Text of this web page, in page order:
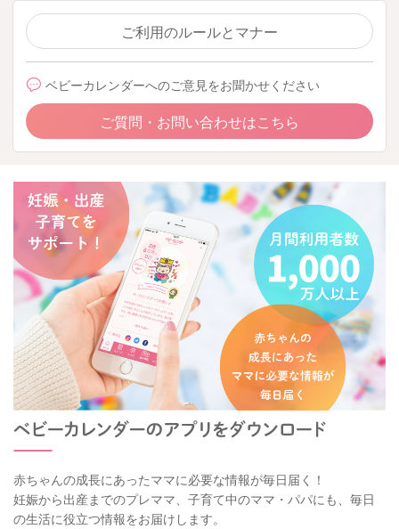
ご利用のルールとマナー
ベビーカレンダーへのご意見をお聞かせください
ご質問・お問い合わせはこちら
赤ちゃんの成長にあったママに必要な情報が毎日届く！
妊娠から出産までのプレママ、子育て中のママ・パパにも、毎日
の生活に役立つ情報をお届けします。